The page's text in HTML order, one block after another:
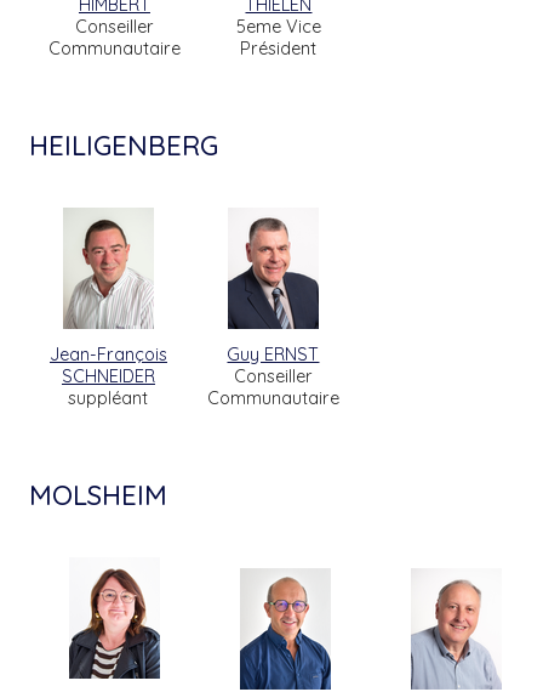
HIMBERT
Conseiller
Communautaire
THIELEN
5eme Vice
Président
HEILIGENBERG
Jean-François
SCHNEIDER
suppléant
Guy ERNST
Conseiller
Communautaire
MOLSHEIM